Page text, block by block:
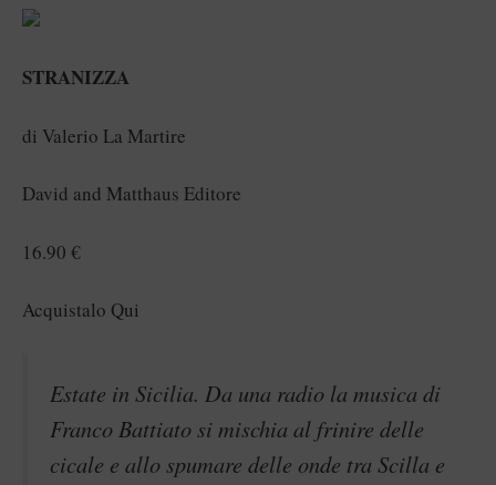
STRANIZZA
di Valerio La Martire
David and Matthaus Editore
16.90 €
Acquistalo Qui
Estate in Sicilia. Da una radio la musica di
Franco Battiato si mischia al frinire delle
cicale e allo spumare delle onde tra Scilla e